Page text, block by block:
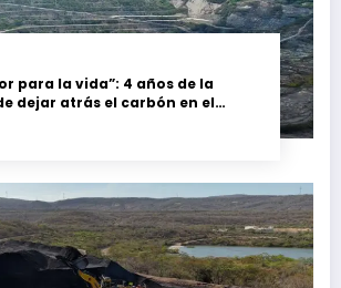
para la vida”: 4 años de la
dejar atrás el carbón en el